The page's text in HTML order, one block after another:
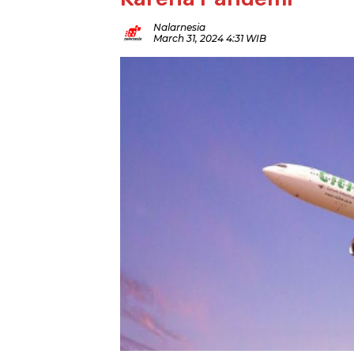
Nalarnesia
March 31, 2024 4:31 WIB